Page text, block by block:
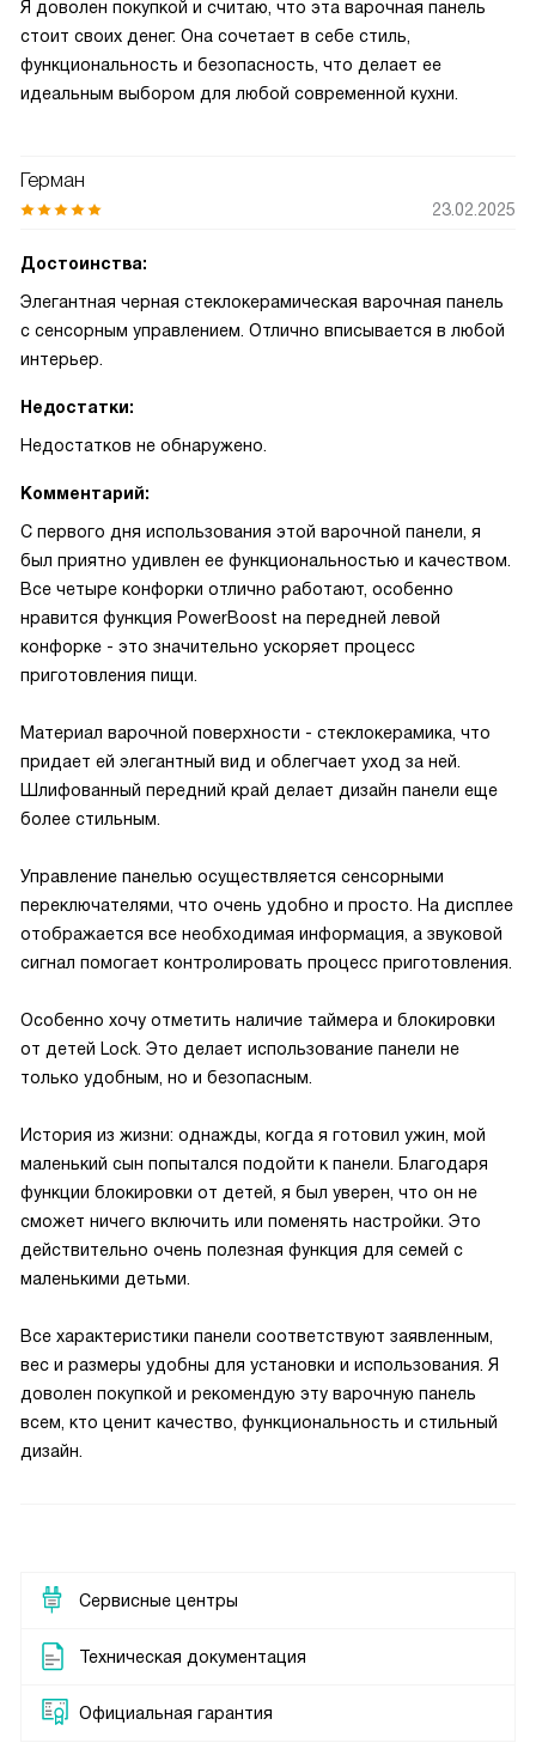
Я доволен покупкой и считаю, что эта варочная панель
стоит своих денег. Она сочетает в себе стиль,
функциональность и безопасность, что делает ее
идеальным выбором для любой современной кухни.
Герман
23.02.2025
Достоинства:
Элегантная черная стеклокерамическая варочная панель
с сенсорным управлением. Отлично вписывается в любой
интерьер.
Недостатки:
Недостатков не обнаружено.
Комментарий:
С первого дня использования этой варочной панели, я
был приятно удивлен ее функциональностью и качеством.
Все четыре конфорки отлично работают, особенно
нравится функция PowerBoost на передней левой
конфорке - это значительно ускоряет процесс
приготовления пищи.
Материал варочной поверхности - стеклокерамика, что
придает ей элегантный вид и облегчает уход за ней.
Шлифованный передний край делает дизайн панели еще
более стильным.
Управление панелью осуществляется сенсорными
переключателями, что очень удобно и просто. На дисплее
отображается все необходимая информация, а звуковой
сигнал помогает контролировать процесс приготовления.
Особенно хочу отметить наличие таймера и блокировки
от детей Lock. Это делает использование панели не
только удобным, но и безопасным.
История из жизни: однажды, когда я готовил ужин, мой
маленький сын попытался подойти к панели. Благодаря
функции блокировки от детей, я был уверен, что он не
сможет ничего включить или поменять настройки. Это
действительно очень полезная функция для семей с
маленькими детьми.
Все характеристики панели соответствуют заявленным,
вес и размеры удобны для установки и использования. Я
доволен покупкой и рекомендую эту варочную панель
всем, кто ценит качество, функциональность и стильный
дизайн.
Сервисные центры
Техническая документация
Официальная гарантия